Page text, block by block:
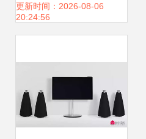
湾鹰牌陶瓷发展，
业务稳健
更新时间：2026-08-06
20:24:56